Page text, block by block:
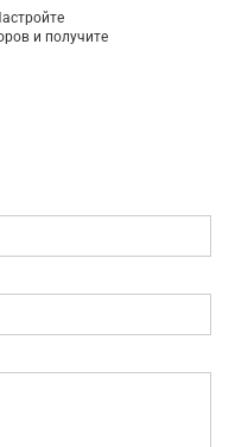
и получите